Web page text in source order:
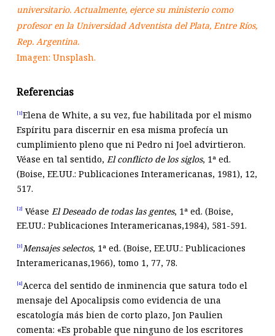
universitario. Actualmente, ejerce su ministerio como
profesor en la Universidad Adventista del Plata, Entre Ríos,
Rep. Argentina.
Imagen: Unsplash.
Referencias
[1] Elena de White, a su vez, fue habilitada por el mismo
Espíritu para discernir en esa misma profecía un
cumplimiento pleno que ni Pedro ni Joel advirtieron.
Véase en tal sentido, El conflicto de los siglos, 1ª ed.
(Boise, EE.UU.: Publicaciones Interamericanas, 1981), 12,
517.
[2] Véase El Deseado de todas las gentes, 1ª ed. (Boise,
EE.UU.: Publicaciones Interamericanas,1984), 581-591.
[3] Mensajes selectos, 1ª ed. (Boise, EE.UU.: Publicaciones
Interamericanas,1966), tomo 1, 77, 78.
[4] Acerca del sentido de inminencia que satura todo el
mensaje del Apocalipsis como evidencia de una
escatología más bien de corto plazo, Jon Paulien
comenta: «Es probable que ninguno de los escritores